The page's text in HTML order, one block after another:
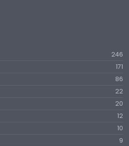
246
171
86
22
20
12
10
9